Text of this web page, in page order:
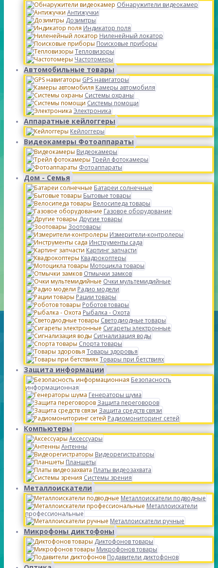
Обнаружители видеокамер
Антижучки
Дозимтры
Индикатор поля
Ниленейный локатор
Поисковые приборы
Тепловизоры
Частотомеры
Автомобильные товары
GPS навигаторы
Камеры автомобиля
Системы охраны
Системы помощи
Электроника
Аппаратные кейлоггеры
Кейлоггеры
Видеокамеры Фотоаппараты
Видеокамеры
Трейл фотокамеры
Фотоаппараты
Дом - Семья
Батареи солнечные
Бытовые товары
Велосипеда товары
Газовое оборудование
Другие товары
Зоотовары
Измерители-контролеры
Инструменты сада
Картинг запчасти
Квадрокоптеры
Мотоцикла товары
Отмычки замков
Очки мультемидийные
Радио модели
Рации товары
Роботов товары
Рыбалка - Охота
Светодиодные товары
Сигареты электронные
Сигнализация воды
Спорта товары
Товары здоровья
Товары при бетствиях
Защита информации
Безопасность
информационная
Генераторы шума
Защита переговоров
Защита средств связи
Радиомониторинг сетей
Компьютеры
Аксессуары
Антенны
Видеорегистраторы
Планшеты
Платы видеозахвата
Системы зрения
Металлоискатели
Металлоискатели подводные
Металлоискатели
профессиональные
Металлоискатели ручные
Микрофоны диктофоны
Диктофонов товары
Микрофонов товары
Подавители диктофонов